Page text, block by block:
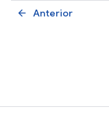
Anterior
arrow_back